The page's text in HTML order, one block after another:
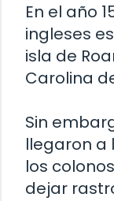
En el año
ingleses
isla de
Carolina
Sin
llegaron a
los
dejar